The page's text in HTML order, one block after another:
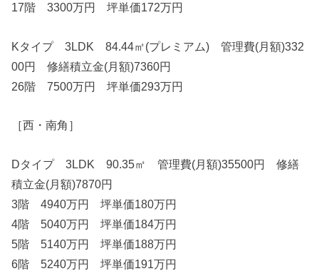
17階 3300万円 坪単価172万円
Kタイプ 3LDK 84.44㎡(プレミアム) 管理費(月額)332
00円 修繕積立金(月額)7360円
26階 7500万円 坪単価293万円
［西・南角］
Dタイプ 3LDK 90.35㎡ 管理費(月額)35500円 修繕
積立金(月額)7870円
3階 4940万円 坪単価180万円
4階 5040万円 坪単価184万円
5階 5140万円 坪単価188万円
6階 5240万円 坪単価191万円